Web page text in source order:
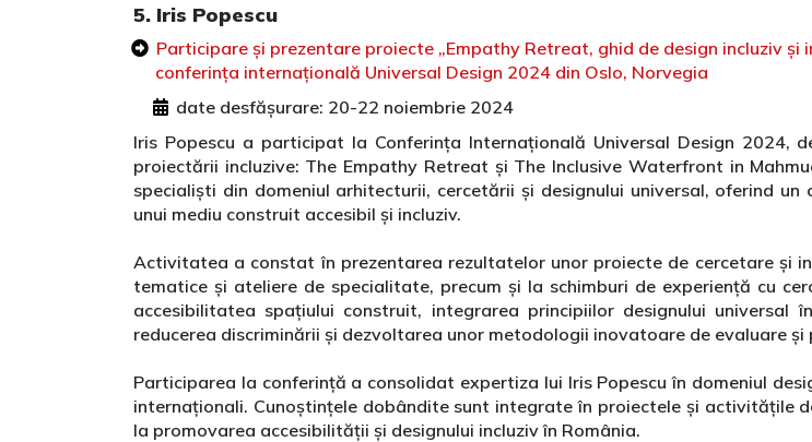
5. Iris Popescu
Participare și prezentare proiecte „Empathy Retreat, ghid de design incluziv
conferința internațională Universal Design 2024 din Oslo, Norvegia
date desfășurare: 20-22 noiembrie 2024
Iris Popescu a participat la Conferința Internațională Universal Design 2024,
proiectării incluzive: The Empathy Retreat și The Inclusive Waterfront in
specialiști din domeniul arhitecturii, cercetării și designului universal, oferind
unui mediu construit accesibil și incluziv.
Activitatea a constat în prezentarea rezultatelor unor proiecte de cercetare și
tematice și ateliere de specialitate, precum și la schimburi de experiență cu
accesibilitatea spațiului construit, integrarea principiilor designului
reducerea discriminării și dezvoltarea unor metodologii inovatoare de evaluare și
Participarea la conferință a consolidat expertiza lui Iris Popescu în domeniul
internaționali. Cunoștințele dobândite sunt integrate în proiectele și activitățile
la promovarea accesibilității și designului incluziv în România.